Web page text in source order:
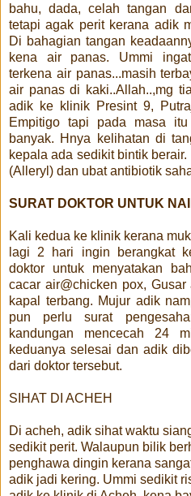
bahu, dada, celah tangan
tetapi agak perit kerana adik
Di bahagian tangan
kena air panas. Ummi
terkena air panas...masih
air panas di kaki..Allah..,mg
adik ke klinik Presint 9,
Empitigo tapi pada masa
banyak. Hnya kelihatan di
kepala ada sedikit bintik
(Alleryl) dan ubat antibiotik
SURAT DOKTOR UNTUK
Kali kedua ke klinik kerana
lagi 2 hari ingin berangkat
doktor untuk menyatakan
cacar air@chicken pox,
kapal terbang. Mujur adik
pun perlu surat
kandungan mencecah 24
keduanya selesai dan adik
dari doktor tersebut.
SIHAT DI ACHEH
Di acheh, adik sihat waktu
sedikit perit. Walaupun bilik
penghawa dingin kerana
adik jadi kering. Ummi sedikit